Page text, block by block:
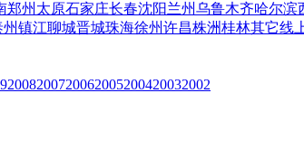
郑州 太原石家庄长春沈阳兰州乌鲁木齐哈尔滨
镇江聊城晋城珠海徐州许昌株洲桂林其它线
2008200720062005200420032002